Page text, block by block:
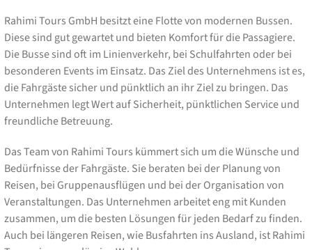
Rahimi Tours GmbH besitzt eine Flotte von modernen Bussen.
Diese sind gut gewartet und bieten Komfort für die Passagiere.
Die Busse sind oft im Linienverkehr, bei Schulfahrten oder bei
besonderen Events im Einsatz. Das Ziel des Unternehmens ist es,
die Fahrgäste sicher und pünktlich an ihr Ziel zu bringen. Das
Unternehmen legt Wert auf Sicherheit, pünktlichen Service und
freundliche Betreuung.
Das Team von Rahimi Tours kümmert sich um die Wünsche und
Bedürfnisse der Fahrgäste. Sie beraten bei der Planung von
Reisen, bei Gruppenausflügen und bei der Organisation von
Veranstaltungen. Das Unternehmen arbeitet eng mit Kunden
zusammen, um die besten Lösungen für jeden Bedarf zu finden.
Auch bei längeren Reisen, wie Busfahrten ins Ausland, ist Rahimi